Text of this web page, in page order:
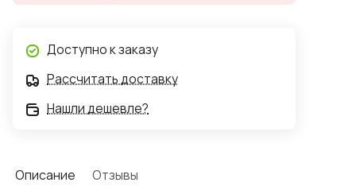
Доступно к заказу
Рассчитать доставку
Нашли дешевле?
Описание Отзывы